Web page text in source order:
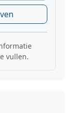
vullen.